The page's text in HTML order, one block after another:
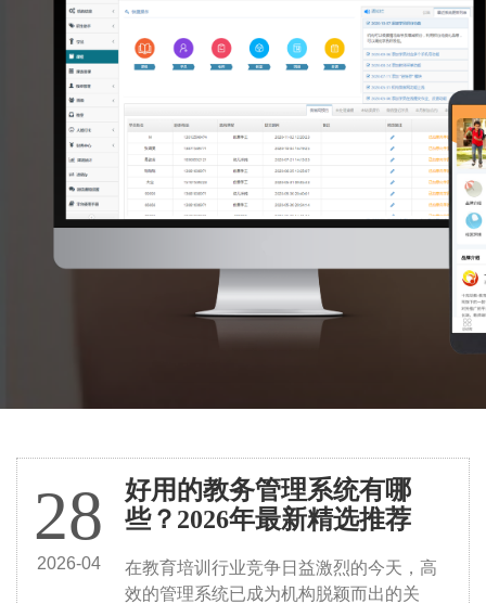
28
2026-04
好用的教务管理系统有哪
些？2026年最新精选推荐
在教育培训行业竞争日益激烈的今天，高
效的管理系统已成为机构脱颖而出的关